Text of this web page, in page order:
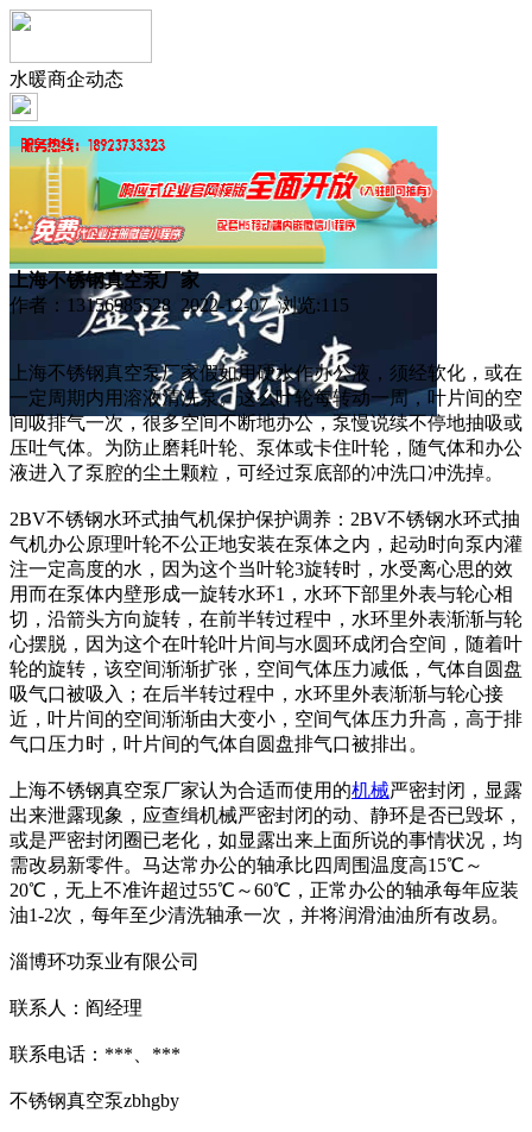
水暖商企动态
上海不锈钢真空泵厂家
作者：13156985528 2022-12-07 浏览:115
上海不锈钢真空泵厂家假如用硬水作办公液，须经软化，或在
一定周期内用溶液清洗泵。这么叶轮每转动一周，叶片间的空
间吸排气一次，很多空间不断地办公，泵慢说续不停地抽吸或
压吐气体。为防止磨耗叶轮、泵体或卡住叶轮，随气体和办公
液进入了泵腔的尘土颗粒，可经过泵底部的冲洗口冲洗掉。
2BV不锈钢水环式抽气机保护保护调养：2BV不锈钢水环式抽
气机办公原理叶轮不公正地安装在泵体之内，起动时向泵内灌
注一定高度的水，因为这个当叶轮3旋转时，水受离心思的效
用而在泵体内壁形成一旋转水环1，水环下部里外表与轮心相
切，沿箭头方向旋转，在前半转过程中，水环里外表渐渐与轮
心摆脱，因为这个在叶轮叶片间与水圆环成闭合空间，随着叶
轮的旋转，该空间渐渐扩张，空间气体压力减低，气体自圆盘
吸气口被吸入；在后半转过程中，水环里外表渐渐与轮心接
近，叶片间的空间渐渐由大变小，空间气体压力升高，高于排
气口压力时，叶片间的气体自圆盘排气口被排出。
上海不锈钢真空泵厂家认为合适而使用的机械严密封闭，显露
出来泄露现象，应查缉机械严密封闭的动、静环是否已毁坏，
或是严密封闭圈已老化，如显露出来上面所说的事情状况，均
需改易新零件。马达常办公的轴承比四周围温度高15℃～
20℃，无上不准许超过55℃～60℃，正常办公的轴承每年应装
油1-2次，每年至少清洗轴承一次，并将润滑油油所有改易。
淄博环功泵业有限公司
联系人：阎经理
联系电话：***、***
不锈钢真空泵zbhgby